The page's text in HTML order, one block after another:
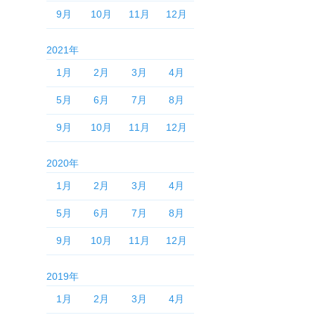
9月 10月 11月 12月
2021年
1月
2月 3月 4月
5月 6月 7月 8月
9月 10月 11月 12月
2020年
1月
2月 3月 4月
5月 6月 7月 8月
9月 10月 11月 12月
2019年
1月
2月 3月 4月